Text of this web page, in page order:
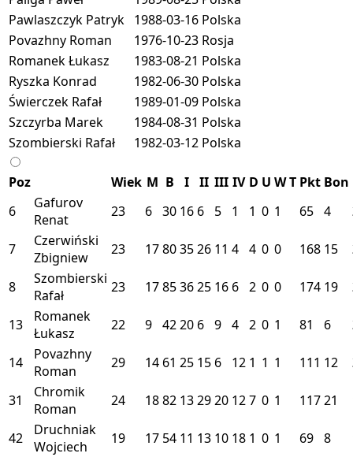
Pawlaszczyk Patryk 1988-03-16 Polska
Povazhny Roman
1976-10-23 Rosja
Romanek Łukasz
1983-08-21 Polska
Ryszka Konrad
1982-06-30 Polska
Świerczek Rafał
1989-01-09 Polska
Szczyrba Marek
1984-08-31 Polska
Szombierski Rafał
1982-03-12 Polska
Poz Wiek M B I II III IV D U WT Pkt Bon
6
Gafurov
Renat
23 6 30 16 6 5 1 1 0 1 65 4
7
Czerwiński
Zbigniew
23 17803526 11 4 4 0 0 168 15
8
Szombierski
Rafał
23 17853625 16 6 2 0 0 174 19
13
Romanek
Łukasz
22 9 4220 6 9 4 2 0 1 81 6
14
Povazhny
Roman
29 14 61 25 15 6 12 1 1 1 111 12
31
Chromik
Roman
24 1882 132920 127 0 1 11721
42
Druchniak
Wojciech
19 17 54 11 13 10 18 1 0 1 69 8